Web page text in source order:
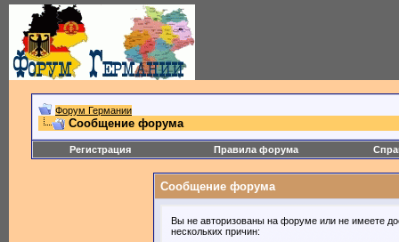
Форум Германии
Сообщение форума
Регистрация Правила форума
Сообщение форума
Вы не авторизованы на форуме или не имеете
нескольких причин: